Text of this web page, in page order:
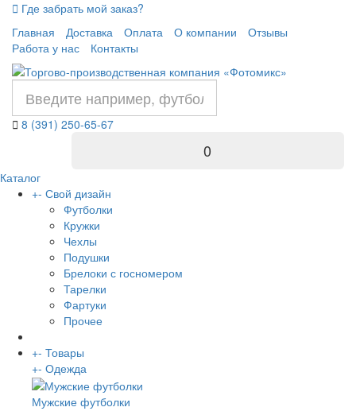
Где забрать мой заказ?
Главная
Доставка Оплата О компании
Отзывы
Работа у нас
Контакты
8 (391) 250-65-67
0
Каталог
+- Свой дизайн
Футболки
Кружки
Чехлы
Подушки
Брелоки с госномером
Тарелки
Фартуки
Прочее
+- Товары
+- Одежда
Мужские футболки